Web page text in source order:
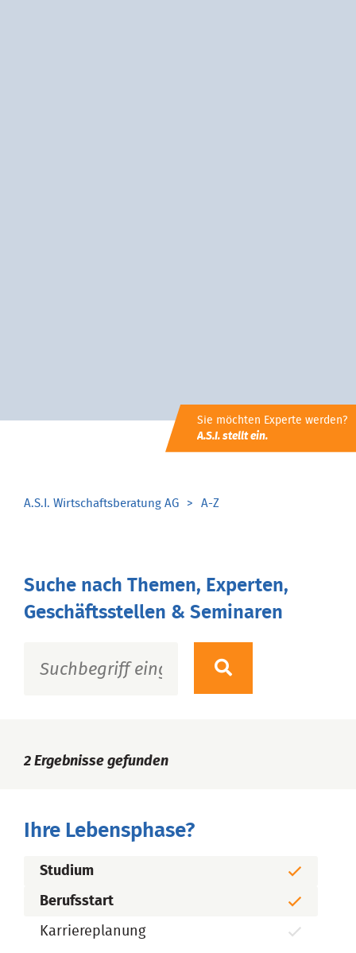
Sie möchten Experte werden?
A.S.I. stellt ein.
A.S.I. Wirtschaftsberatung AG A-Z
Suche nach Themen, Experten,
Geschäftsstellen & Seminaren
2 Ergebnisse gefunden
Ihre Lebensphase?
Studium
Berufsstart
Karriereplanung